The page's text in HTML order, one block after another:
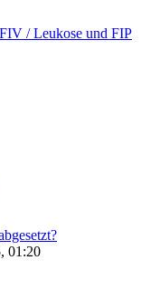
/ Leukose und FIP
01:20